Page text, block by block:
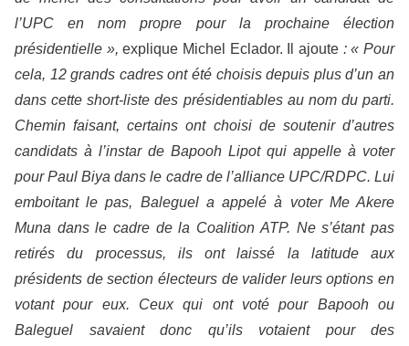
l’UPC en nom propre pour la prochaine élection
présidentielle »,explique Michel Eclador. Il ajoute : « Pour
cela, 12 grands cadres ont été choisis depuis plus d’un an
dans cette short-liste des présidentiables au nom du parti.
Chemin faisant, certains ont choisi de soutenir d’autres
candidats à l’instar de Bapooh Lipot qui appelle à voter
pour Paul Biya dans le cadre de l’alliance UPC/RDPC. Lui
emboitant le pas, Baleguel a appelé à voter Me Akere
Muna dans le cadre de la Coalition ATP. Ne s’étant pas
retirés du processus, ils ont laissé la latitude aux
présidents de section électeurs de valider leurs options en
votant pour eux. Ceux qui ont voté pour Bapooh ou
Baleguel savaient donc qu’ils votaient pour des